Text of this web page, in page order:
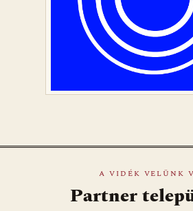
A VIDÉK VELÜNK
Partner